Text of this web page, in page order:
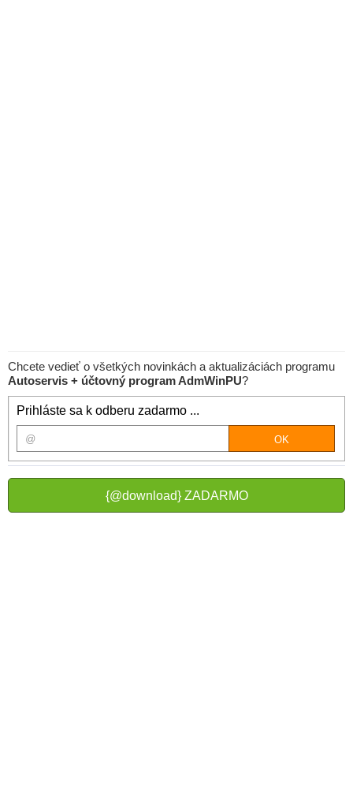
Chcete vedieť o všetkých novinkách a aktualizáciách programu
Autoservis + účtovný program AdmWinPU?
Prihláste sa k odberu zadarmo ...
{@download} ZADARMO